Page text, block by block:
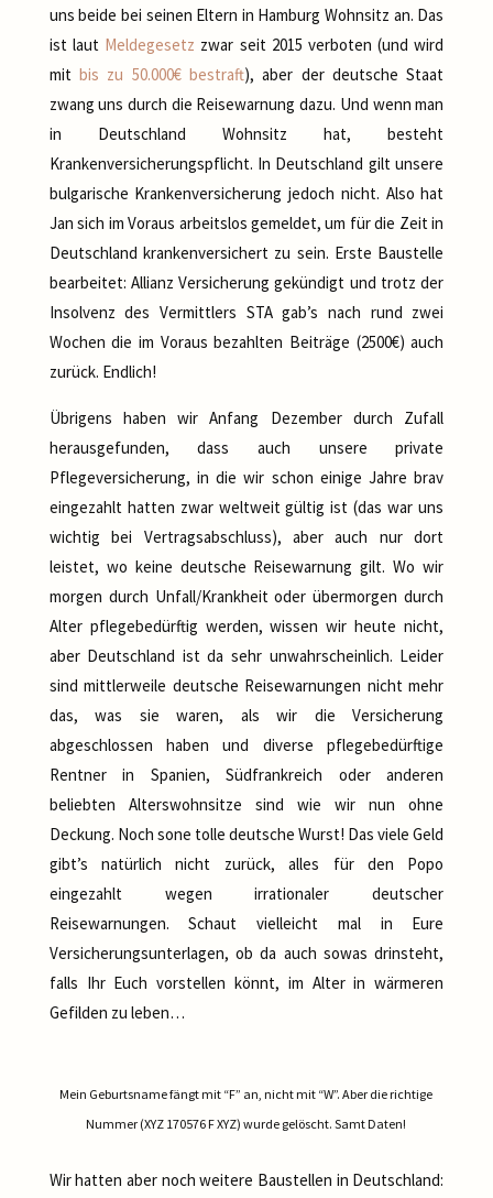
uns beide bei seinen Eltern in Hamburg Wohnsitz an. Das
ist laut Meldegesetz zwar seit 2015 verboten (und wird
mitbis zu 50.000€ bestraft), aber der deutsche Staat
zwang uns durch die Reisewarnung dazu. Und wenn man
in Deutschland Wohnsitz hat, besteht
Krankenversicherungspflicht. In Deutschland gilt unsere
bulgarische Krankenversicherung jedoch nicht. Also hat
Jan sich im Voraus arbeitslos gemeldet, um für die Zeit in
Deutschland krankenversichert zu sein. Erste Baustelle
bearbeitet: Allianz Versicherung gekündigt und trotz der
Insolvenz des Vermittlers STA gab’s nach rund zwei
Wochen die im Voraus bezahlten Beiträge (2500€) auch
zurück. Endlich!
Übrigens haben wir Anfang Dezember durch Zufall
herausgefunden, dass auch unsere private
Pflegeversicherung, in die wir schon einige Jahre brav
eingezahlt hatten zwar weltweit gültig ist (das war uns
wichtig bei Vertragsabschluss), aber auch nur dort
leistet, wo keine deutsche Reisewarnung gilt. Wo wir
morgen durch Unfall/Krankheit oder übermorgen durch
Alter pflegebedürftig werden, wissen wir heute nicht,
aber Deutschland ist da sehr unwahrscheinlich. Leider
sind mittlerweile deutsche Reisewarnungen nicht mehr
das, was sie waren, als wir die Versicherung
abgeschlossen haben und diverse pflegebedürftige
Rentner in Spanien, Südfrankreich oder anderen
beliebten Alterswohnsitze sind wie wir nun ohne
Deckung. Noch sone tolle deutsche Wurst! Das viele Geld
gibt’s natürlich nicht zurück, alles für den Popo
eingezahlt wegen irrationaler deutscher
Reisewarnungen. Schaut vielleicht mal in Eure
Versicherungsunterlagen, ob da auch sowas drinsteht,
falls Ihr Euch vorstellen könnt, im Alter in wärmeren
Gefilden zu leben…
Mein Geburtsname fängt mit “F” an, nicht mit “W”. Aber die richtige
Nummer (XYZ 170576 F XYZ) wurde gelöscht. Samt Daten!
Wir hatten aber noch weitere Baustellen in Deutschland: